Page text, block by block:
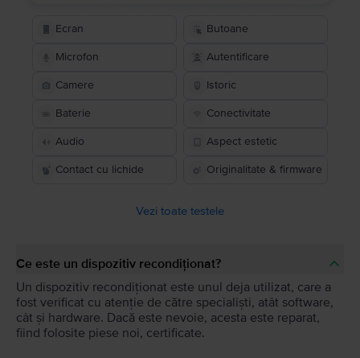
Ecran Butoane
Microfon Autentificare
Camere Istoric
Baterie Conectivitate
Audio Aspect estetic
Contact cu lichide Originalitate & firmware
Vezi toate testele
Ce este un dispozitiv recondiționat?
Un dispozitiv recondiționat este unul deja utilizat, care a
fost verificat cu atenție de către specialiști, atât software,
cât și hardware. Dacă este nevoie, acesta este reparat,
fiind folosite piese noi, certificate.